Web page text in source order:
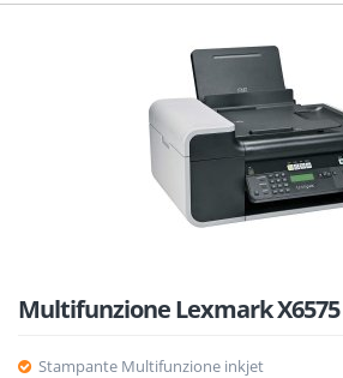
Multifunzione Lexmark
Stampante Multifunzione inkjet